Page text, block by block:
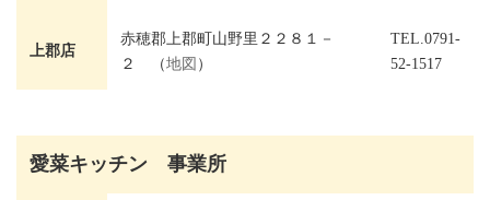
上郡店
赤穂郡上郡町山野里２２８１－
２ （地図 ）
TEL.0791-
52-1517
愛菜キッチン 事業所